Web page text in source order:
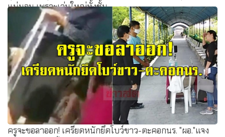
แน่นอน เพราะเล่นใหญ่ทั้งชั้น
ครูจะขอลาออก! เครียดหนักยึดโบว์ขาว-ตะคอกนร. "ผอ."แจง